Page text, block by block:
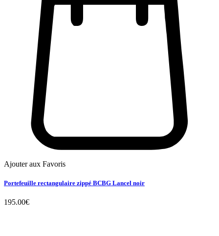
Ajouter aux Favoris
Portefeuille rectangulaire zippé BCBG Lancel noir
195.00€